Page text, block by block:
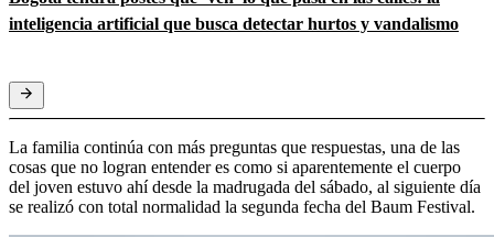
inteligencia artificial que busca detectar hurtos y vandalismo
La familia continúa con más preguntas que respuestas, una de las
cosas que no logran entender es como si aparentemente el cuerpo
del joven estuvo ahí desde la madrugada del sábado, al siguiente día
se realizó con total normalidad la segunda fecha del Baum Festival.